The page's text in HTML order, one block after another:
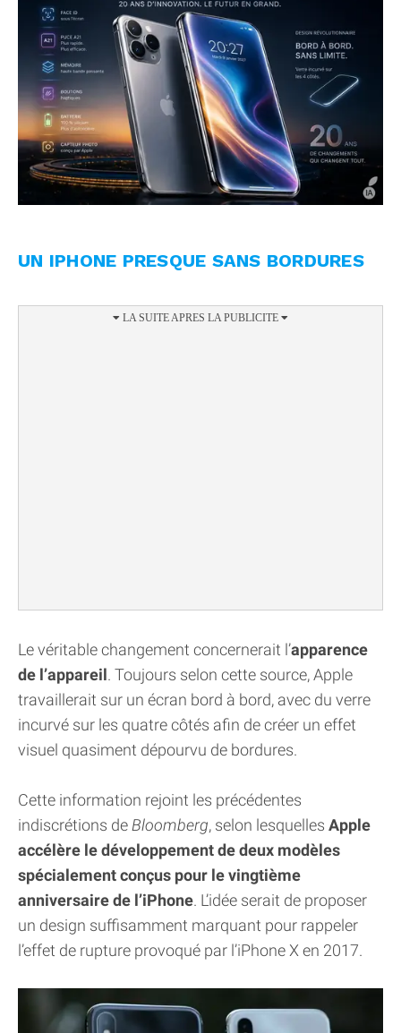
UN IPHONE PRESQUE SANS BORDURES
Le véritable changement concernerait l’apparence
de l’appareil. Toujours selon cette source, Apple
travaillerait sur un écran bord à bord, avec du verre
incurvé sur les quatre côtés afin de créer un effet
visuel quasiment dépourvu de bordures.
Cette information rejoint les précédentes
indiscrétions de Bloomberg, selon lesquelles Apple
accélère le développement de deux modèles
spécialement conçus pour le vingtième
anniversaire de l’iPhone. L’idée serait de proposer
un design suffisamment marquant pour rappeler
l’effet de rupture provoqué par l’iPhone X en 2017.